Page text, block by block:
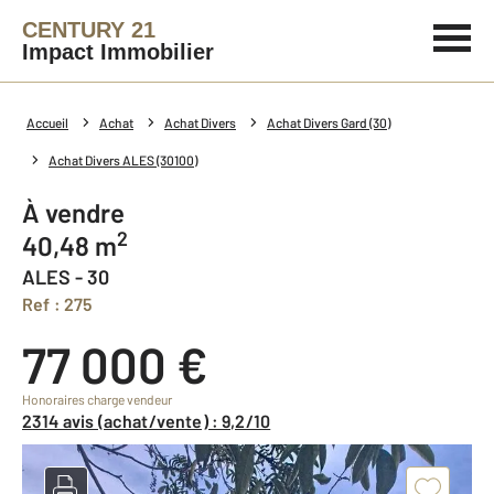
CENTURY 21
Impact Immobilier
Accueil Achat Achat Divers Achat Divers Gard (30)
Achat Divers ALES (30100)
à vendre
40,48 m2
ALES - 30
Ref : 275
77 000 €
Honoraires charge vendeur
2314 avis (achat/vente) : 9,2/10